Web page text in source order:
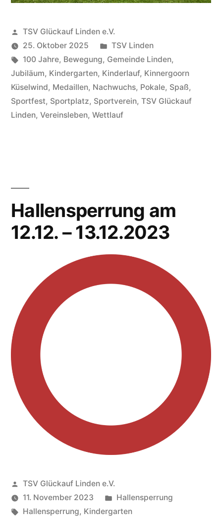
Veröffentlicht
von
TSV Glückauf Linden e.V.
25. Oktober 2025
Veröffentlicht
unter
TSV Linden
Schlagwörter:
100 Jahre, Bewegung, Gemeinde Linden,
Jubiläum, Kindergarten, Kinderlauf, Kinnergoorn
Küselwind, Medaillen, Nachwuchs, Pokale, Spaß,
Sportfest, Sportplatz, Sportverein, TSV Glückauf
Linden, Vereinsleben, Wettlauf
Hallensperrung am
12.12. – 13.12.2023
Veröffentlicht
von
TSV Glückauf Linden e.V.
11. November 2023
Veröffentlicht
unter
Hallensperrung
Schlagwörter:
Hallensperrung, Kindergarten